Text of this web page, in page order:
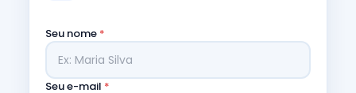
Seu nome *
Seu e-mail *